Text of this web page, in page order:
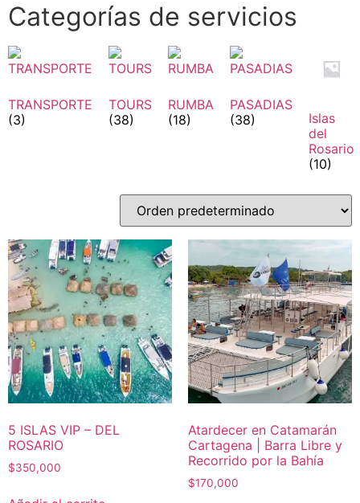
Categorías de servicios
TRANSPORTE
(3)
TOURS
(38)
RUMBA
(18)
PASADIAS
(38)
Islas
del
Rosario
(10)
5 ISLAS VIP – DEL
ROSARIO
$350,000
Atardecer en Catamarán
Cartagena | Barra Libre y
Recorrido por la Bahía
$170,000